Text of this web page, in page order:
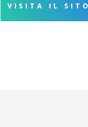
VISITA IL SITO